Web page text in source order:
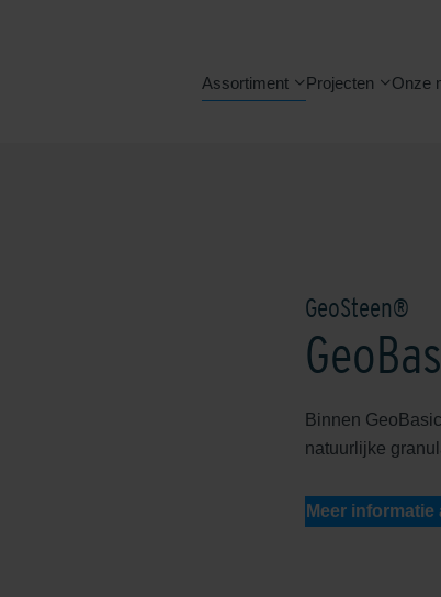
Assortiment Projecten Onze
GeoSteen®
Binnen
natuurlijke
Meer informatie